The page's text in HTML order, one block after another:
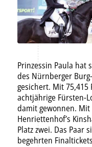
Prinzessin Paula hat
des Nürnberger
gesichert. Mit
achtjährige Fürsten-
damit gewonnen. Mit
Henriettenhof’s
Platz zwei. Das Paar
begehrten